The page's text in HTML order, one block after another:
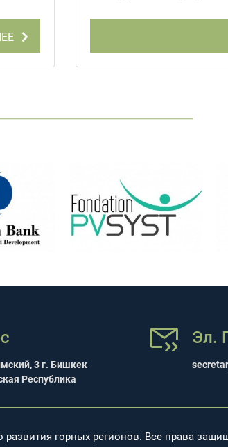
3 г. Бишкек
Республика
Эл.
горных регионов. Все права